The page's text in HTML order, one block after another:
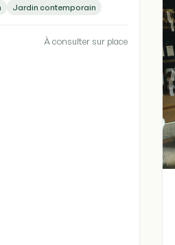
Jardin contemporain
À consulter sur place